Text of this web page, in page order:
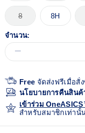
8 8H
จำนวน:
Free จัดส่งฟรีเมื่อสั่
นโยบายการคืนสิน
เข้าร่วม
สำหรับสมาชิกเท่านั้